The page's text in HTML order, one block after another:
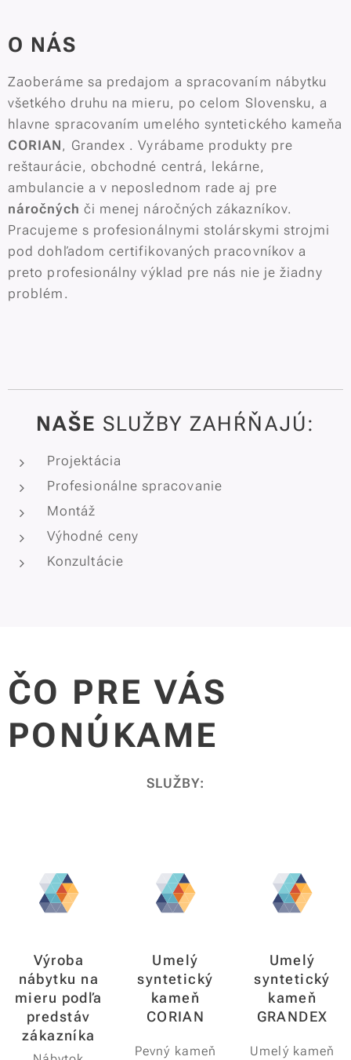
O NÁS
Zaoberáme sa predajom a spracovaním nábytku
všetkého druhu na mieru, po celom Slovensku, a
hlavne spracovaním umelého syntetického kameňa
CORIAN, Grandex . Vyrábame produkty pre
reštaurácie, obchodné centrá, lekárne,
ambulancie a v neposlednom rade aj pre
náročných či menej náročných zákazníkov.
Pracujeme s profesionálnymi stolárskymi strojmi
pod dohľadom certifikovaných pracovníkov a
preto profesionálny výklad pre nás nie je žiadny
problém.
NAŠE SLUŽBY ZAHŔŇAJÚ:
Projektácia
Profesionálne spracovanie
Montáž
Výhodné ceny
Konzultácie
ČO PRE VÁS
PONÚKAME
SLUŽBY:
Výroba
nábytku na
mieru podľa
predstáv
zákazníka
Umelý
syntetický
kameň
CORIAN
Pevný kameň
Umelý
syntetický
kameň
GRANDEX
Umelý kameň